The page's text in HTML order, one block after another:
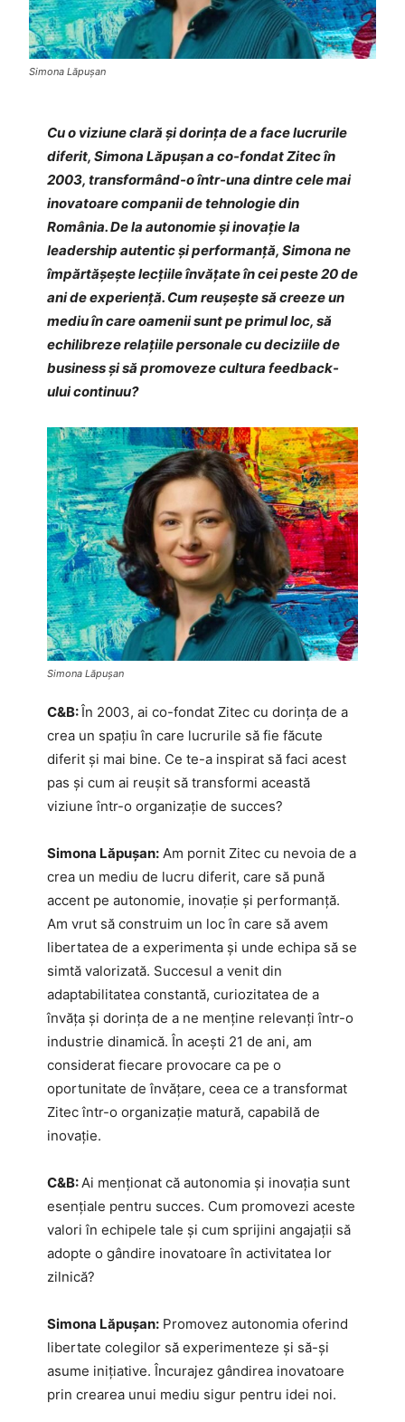
Simona Lăpușan
Cu o viziune clară și dorința de a face lucrurile
diferit, Simona Lăpușan a co-fondat Zitec în
2003, transformând-o într-una dintre cele mai
inovatoare companii de tehnologie din
România. De la autonomie și inovație la
leadership autentic și performanță, Simona ne
împărtășește lecțiile învățate în cei peste 20 de
ani de experiență. Cum reușește să creeze un
mediu în care oamenii sunt pe primul loc, să
echilibreze relațiile personale cu deciziile de
business și să promoveze cultura feedback-
ului continuu?
Simona Lăpușan
C&B:În 2003, ai co-fondat Zitec cu dorința de a
crea un spațiu în care lucrurile să fie făcute
diferit și mai bine. Ce te-a inspirat să faci acest
pas și cum ai reușit să transformi această
viziune într-o organizație de succes?
Simona Lăpușan: Am pornit Zitec cu nevoia de a
crea un mediu de lucru diferit, care să pună
accent pe autonomie, inovație și performanță.
Am vrut să construim un loc în care să avem
libertatea de a experimenta și unde echipa să se
simtă valorizată. Succesul a venit din
adaptabilitatea constantă, curiozitatea de a
învăța și dorința de a ne menține relevanți într-o
industrie dinamică. În acești 21 de ani, am
considerat fiecare provocare ca pe o
oportunitate de învățare, ceea ce a transformat
Zitec într-o organizație matură, capabilă de
inovație.
C&B:Ai menționat că autonomia și inovația sunt
esențiale pentru succes. Cum promovezi aceste
valori în echipele tale și cum sprijini angajații să
adopte o gândire inovatoare în activitatea lor
zilnică?
Simona Lăpușan: Promovez autonomia oferind
libertate colegilor să experimenteze și să-și
asume inițiative. Încurajez gândirea inovatoare
prin crearea unui mediu sigur pentru idei noi.